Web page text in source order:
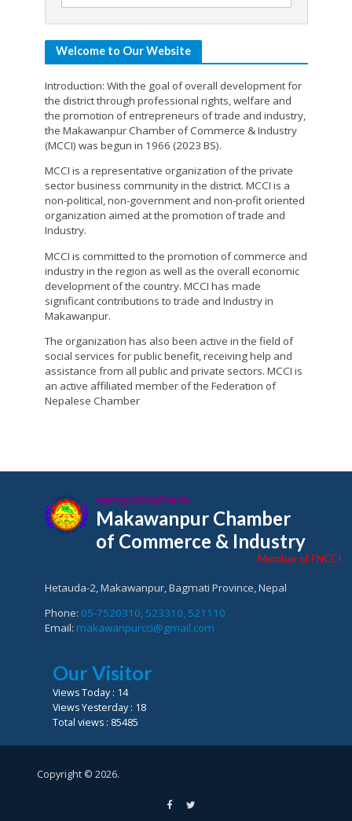
Welcome to Our Website
Introduction: With the goal of overall development for
the district through professional rights, welfare and
the promotion of entrepreneurs of trade and industry,
the Makawanpur Chamber of Commerce & Industry
(MCCI) was begun in 1966 (2023 BS).
MCCI is a representative organization of the private
sector business community in the district. MCCI is a
non-political, non-government and non-profit oriented
organization aimed at the promotion of trade and
Industry.
MCCI is committed to the promotion of commerce and
industry in the region as well as the overall economic
development of the country. MCCI has made
significant contributions to trade and Industry in
Makawanpur.
The organization has also been active in the field of
social services for public benefit, receiving help and
assistance from all public and private sectors. MCCI is
an active affiliated member of the Federation of
Nepalese Chamber
मकवानपुर उद्योग वाणिज्य संघ
Makawanpur Chamber
of Commerce & Industry
Member of FNCCI
Hetauda-2, Makawanpur, Bagmati Province, Nepal
Phone: 05-7520310, 523310, 521110
Email: makawanpurcci@gmail.com
Our Visitor
Views Today : 14
Views Yesterday : 18
Total views : 85485
Copyright © 2026.